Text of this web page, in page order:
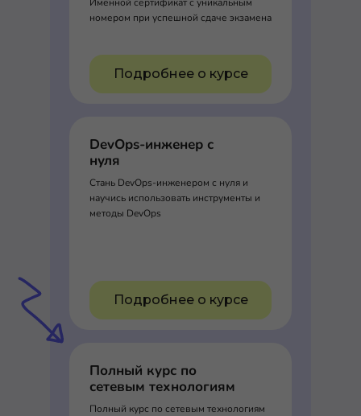
номером при успешной сдаче экзамена
Подробнее о курсе
DevOps-инженер с
нуля
Стань DevOps-инженером с нуля и
научись использовать инструменты и
методы DevOps
Подробнее о курсе
Полный курс по
сетевым технологиям
Полный курс по сетевым технологиям